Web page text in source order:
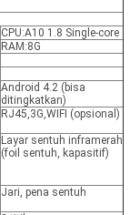
CPU:A10 1.8 Single-core
RAM:8G
Android 4.2 (bisa
ditingkatkan)
RJ45,3G,WIFI (opsional)
Layar sentuh inframerah
(foil sentuh, kapasitif)
Jari, pena sentuh